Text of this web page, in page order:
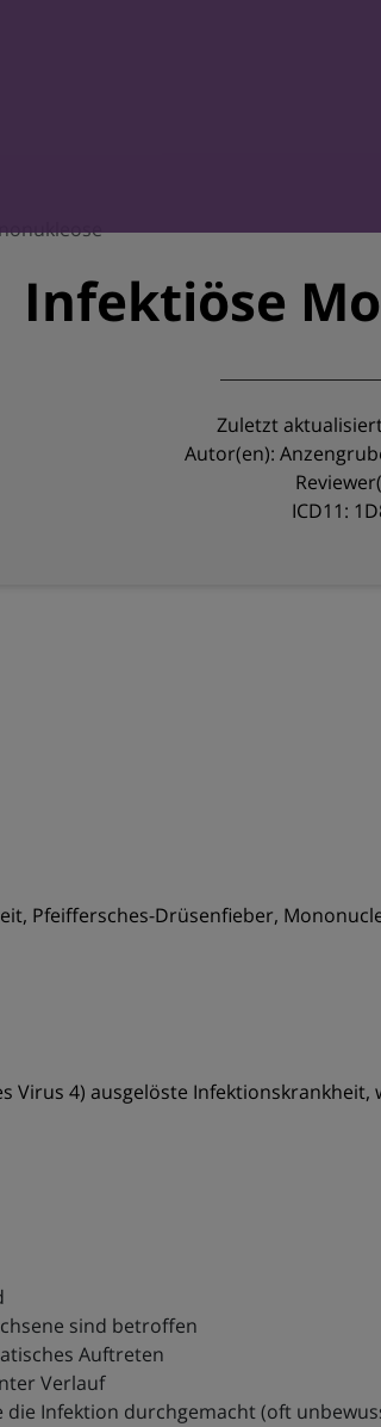
Infektiöse
Zuletzt
Autor(en):
ICD11:
Pfeiffersches-Drüsenfieber,
Virus 4) ausgelöste
sind betroffen
Auftreten
Verlauf
die Infektion durchgemacht (oft